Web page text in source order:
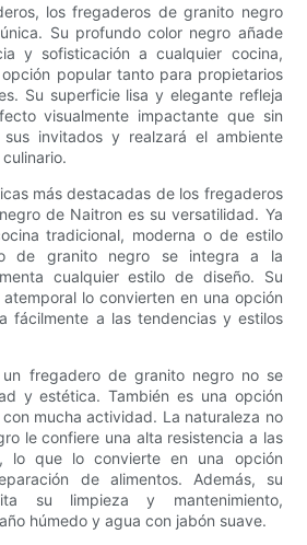
los fregaderos de granito negro
Su profundo color negro añade
y sofisticación a cualquier cocina,
popular tanto para propietarios
Su superficie lisa y elegante refleja
visualmente impactante que sin
invitados y realzará el ambiente
más destacadas de los fregaderos
de Naitron es su versatilidad. Ya
tradicional, moderna o de estilo
de granito negro se integra a la
cualquier estilo de diseño. Su
lo convierten en una opción
fácilmente a las tendencias y estilos
fregadero de granito negro no se
y estética. También es una opción
mucha actividad. La naturaleza no
le confiere una alta resistencia a las
lo que lo convierte en una opción
de alimentos. Además, su
su limpieza y mantenimiento,
húmedo y agua con jabón suave.